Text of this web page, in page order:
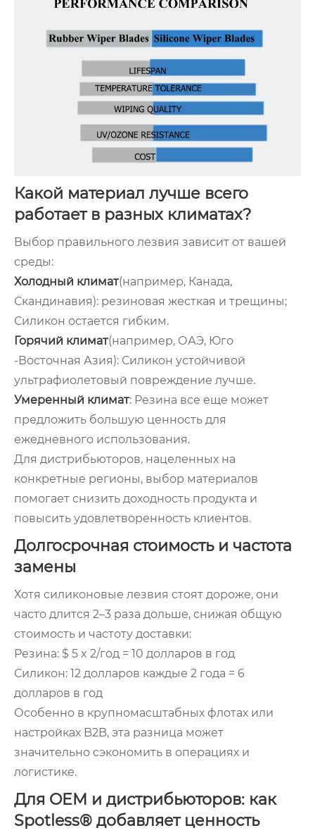
Какой материал лучше всего
работает в разных климатах?
Выбор правильного лезвия зависит от вашей
среды:
Холодный климат(например, Канада,
Скандинавия): резиновая жесткая и трещины;
Силикон остается гибким.
Горячий климат(например, ОАЭ, Юго
-Восточная Азия): Силикон устойчивой
ультрафиолетовый повреждение лучше.
Умеренный климат: Резина все еще может
предложить большую ценность для
ежедневного использования.
Для дистрибьюторов, нацеленных на
конкретные регионы, выбор материалов
помогает снизить доходность продукта и
повысить удовлетворенность клиентов.
Долгосрочная стоимость и частота
замены
Хотя силиконовые лезвия стоят дороже, они
часто длится 2–3 раза дольше, снижая общую
стоимость и частоту доставки:
Резина: $ 5 x 2/год = 10 долларов в год
Силикон: 12 долларов каждые 2 года = 6
долларов в год
Особенно в крупномасштабных флотах или
настройках B2B, эта разница может
значительно сэкономить в операциях и
логистике.
Для OEM и дистрибьюторов: как
Spotless® добавляет ценность